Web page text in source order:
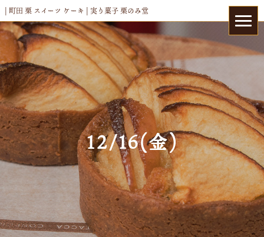
| 町田 栗 スイーツ ケーキ | 実り菓子 栗のみ堂
12/16(金)